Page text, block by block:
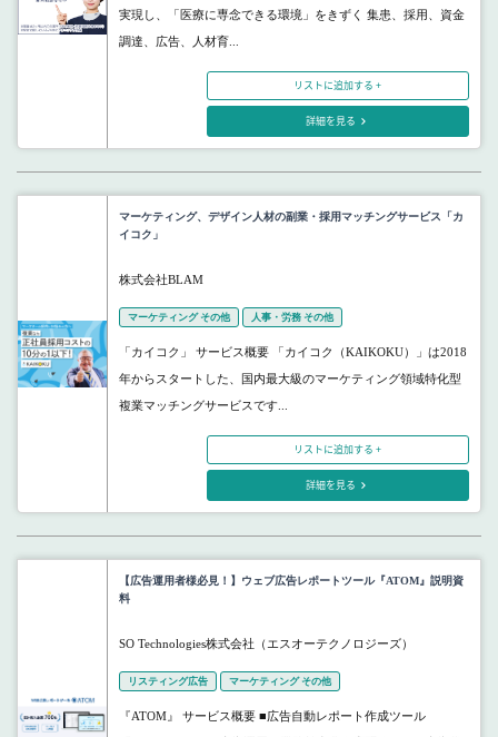
実現し、「医療に専念できる環境」をきずく 集患、採用、資金
調達、広告、人材育...
リストに追加する +
詳細を見る
マーケティング、デザイン人材の副業・採用マッチングサービス「カ
イコク」
株式会社BLAM
マーケティング その他 人事・労務 その他
「カイコク」 サービス概要 「カイコク（KAIKOKU）」は2018
年からスタートした、国内最大級のマーケティング領域特化型
複業マッチングサービスです...
リストに追加する +
詳細を見る
【広告運用者様必見！】ウェブ広告レポートツール『ATOM』説明資
料
SO Technologies株式会社（エスオーテクノロジーズ）
リスティング広告 マーケティング その他
『ATOM』 サービス概要 ■広告自動レポート作成ツール